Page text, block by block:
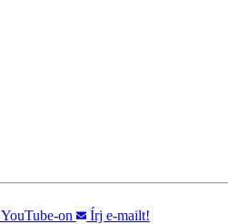
YouTube-on Írj e-mailt!